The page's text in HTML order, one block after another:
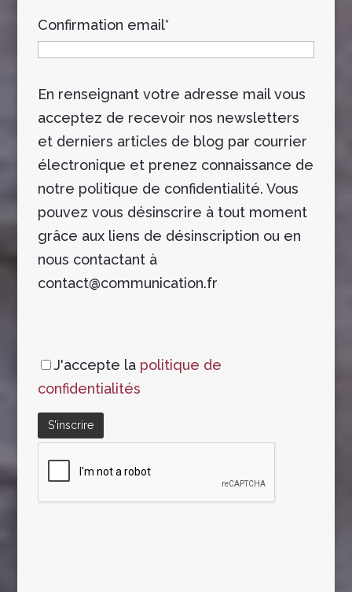
Confirmation email*
En renseignant votre adresse mail vous
acceptez de recevoir nos newsletters
et derniers articles de blog par courrier
électronique et prenez connaissance de
notre politique de confidentialité. Vous
pouvez vous désinscrire à tout moment
grâce aux liens de désinscription ou en
nous contactant à
contact@communication.fr
J'accepte la politique de
confidentialités